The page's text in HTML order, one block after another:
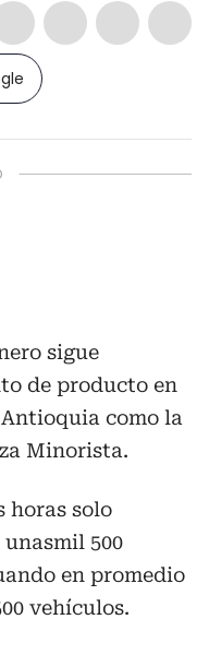
sigue
de producto en
como la
Minorista.
horas solo
500
en promedio
vehículos.